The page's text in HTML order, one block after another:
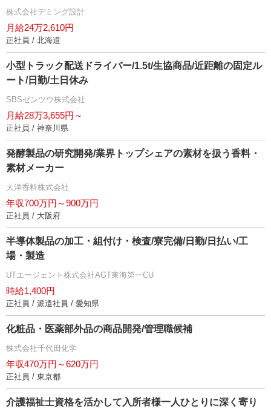
株式会社デミング設計
月給24万2,610円
正社員 / 北海道
小型トラック配送ドライバー/1.5t/生協商品/近距離の固定ル
ート/日勤/土日休み
SBSゼンツウ株式会社
月給28万3,655円～
正社員 / 神奈川県
発酵製品の研究開発/業界トップシェアの素材を扱う香料・
素材メーカー
大洋香料株式会社
年収700万円～900万円
正社員 / 大阪府
半導体製品の加工・組付け・検査/寮完備/日勤/日払い/工
場・製造
UTエージェント株式会社AGT東海第一CU
時給1,400円
正社員 / 派遣社員 / 愛知県
化粧品・医薬部外品の商品開発/管理職候補
株式会社千代田化学
年収470万円～620万円
正社員 / 東京都
介護福祉士資格を活かして入所者様一人ひとりに深く寄り